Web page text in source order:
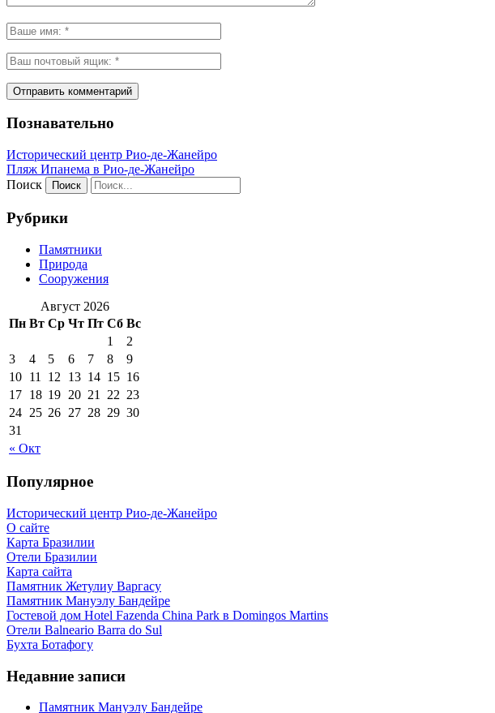
Познавательно
Исторический центр Рио-де-Жанейро
Пляж Ипанема в Рио-де-Жанейро
Поиск
Рубрики
Памятники
Природа
Сооружения
Август 2026
Пн Вт Ср Чт Пт Сб Вс
« Окт
1
2
3
4 5 6 7 8
9
10 11 12 13 14 15 16
17 18 19 20 21 22 23
24 25 26 27 28 29 30
31
Популярное
Исторический центр Рио-де-Жанейро
О сайте
Карта Бразилии
Отели Бразилии
Карта сайта
Памятник Жетулиу Варгасу
Памятник Мануэлу Бандейре
Гостевой дом Hotel Fazenda China Park в Domingos Martins
Отели Balneario Barra do Sul
Бухта Ботафогу
Недавние записи
Памятник Мануэлу Бандейре